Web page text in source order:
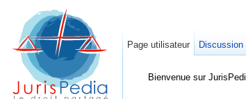
Bienvenue sur
Page utilisateur Discussion